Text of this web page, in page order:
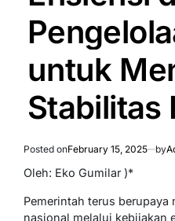
untuk
Stabilitas
Posted onFebruary 15, 2025 by
Oleh: Eko Gumilar )*
Pemerintah terus
nasional melalui kebijakan